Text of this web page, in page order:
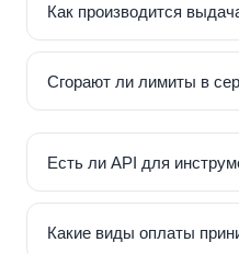
Как производится
Сгорают ли лимиты в
Есть ли API для
Какие виды оплаты